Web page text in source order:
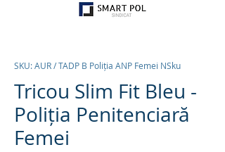
SKU: AUR / TADP B Poliția ANP Femei NSku
Tricou Slim Fit Bleu -
Poliția Penitenciară
Femei